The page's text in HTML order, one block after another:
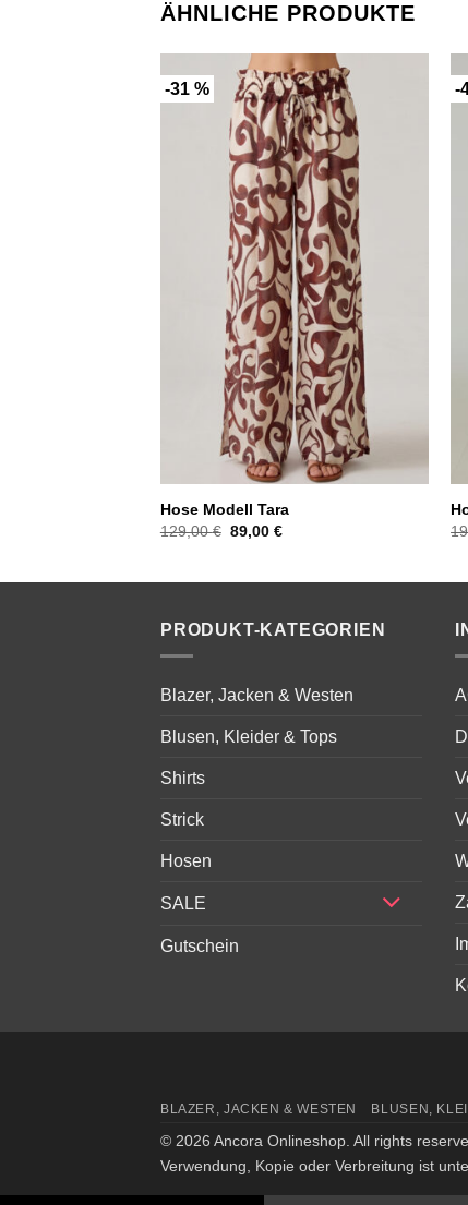
ÄHNLICHE PRODUKTE
-31 %
Hose Modell Tara
129,00€ Ursprünglicher
89,00€Aktueller
-
PRODUKT-KATEGORIEN
Blazer, Jacken & Westen
Blusen, Kleider & Tops
Shirts
Strick
Hosen
SALE
Gutschein
BLAZER, JACKEN & WESTEN BLUSEN,
© 2026 Ancora Onlineshop. All rights
Verwendung, Kopie oder Verbreitung ist